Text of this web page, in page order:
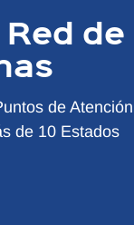
de
de Atención
de 10 Estados